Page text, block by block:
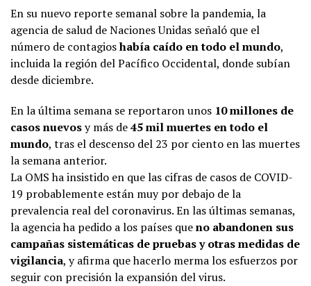
En su nuevo reporte semanal sobre la pandemia, la
agencia de salud de Naciones Unidas señaló que el
número de contagioshabía caído en todo el mundo,
incluida la región del Pacífico Occidental, donde subían
desde diciembre.
En la última semana se reportaron unos 10 millones de
casos nuevosy más de45 mil muertes en todo el
mundo, tras el descenso del 23 por ciento en las muertes
la semana anterior.
La OMS ha insistido en que las cifras de casos de COVID-
19 probablemente están muy por debajo de la
prevalencia real del coronavirus. En las últimas semanas,
la agencia ha pedido a los países queno abandonen sus
campañas sistemáticas de pruebas y otras medidas de
vigilancia, y afirma que hacerlo merma los esfuerzos por
seguir con precisión la expansión del virus.